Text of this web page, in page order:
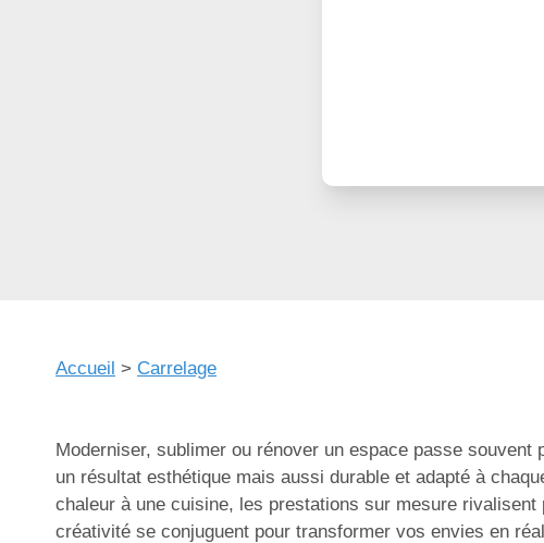
Accueil > Carrelage
Moderniser, sublimer ou rénover un espace passe
un résultat esthétique mais aussi durable et adapté à
chaleur à une cuisine, les prestations sur mesure
créativité se conjuguent pour transformer vos envies en